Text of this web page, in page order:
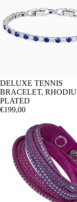
DELUXE TENNIS
BRACELET,
PLATED
€199,00